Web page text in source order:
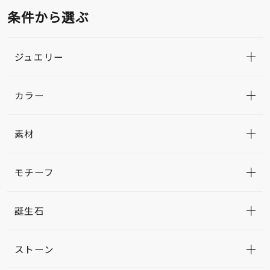
条件から選ぶ
ジュエリー
カラー
素材
モチーフ
誕生石
ストーン